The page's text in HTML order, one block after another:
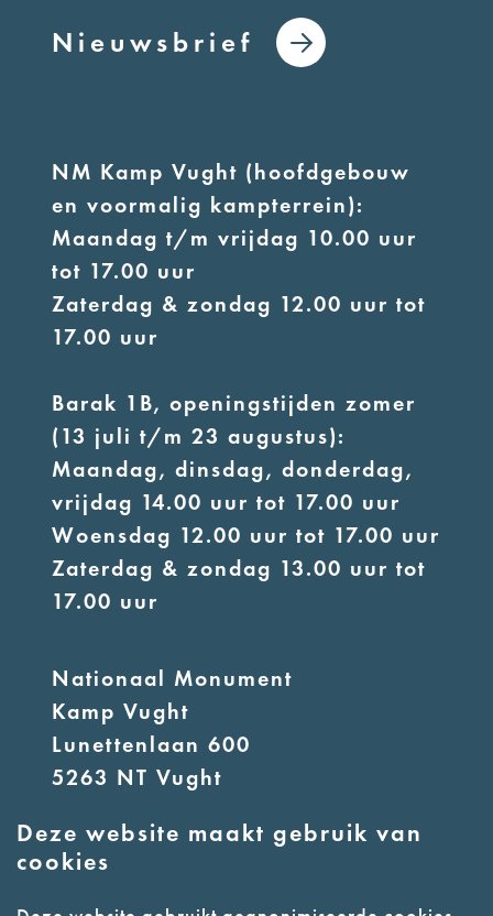
Deze website maakt gebruik van
cookies
Nieuwsbrief
NM Kamp Vught (hoofdgebouw
en voormalig kampterrein):
Maandag t/m vrijdag 10.00 uur
tot 17.00 uur
Zaterdag & zondag 12.00 uur tot
17.00 uur
Barak 1B, openingstijden zomer
(13 juli t/m 23 augustus):
Maandag, dinsdag, donderdag,
vrijdag 14.00 uur tot 17.00 uur
Woensdag 12.00 uur tot 17.00 uur
Zaterdag & zondag 13.00 uur tot
17.00 uur
Nationaal Monument
Kamp Vught
Lunettenlaan 600
5263 NT Vught
E:info@nmkampvught.nl